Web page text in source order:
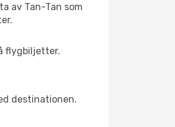
av Tan-Tan som
flygbiljetter.
destinationen.